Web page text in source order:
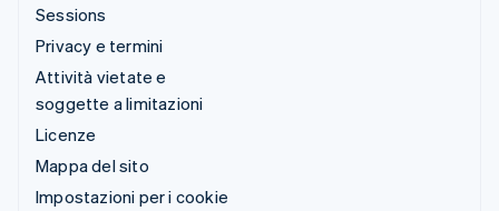
Sessions
Privacy e termini
Attività vietate e
soggette a limitazioni
Licenze
Mappa del sito
Impostazioni per i cookie